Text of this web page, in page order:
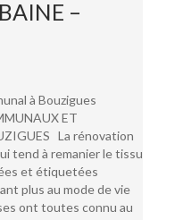
–
à Bouzigues
ET
La rénovation
tend à remanier le tissu
et étiquetées
plus au mode de vie
ont toutes connu au